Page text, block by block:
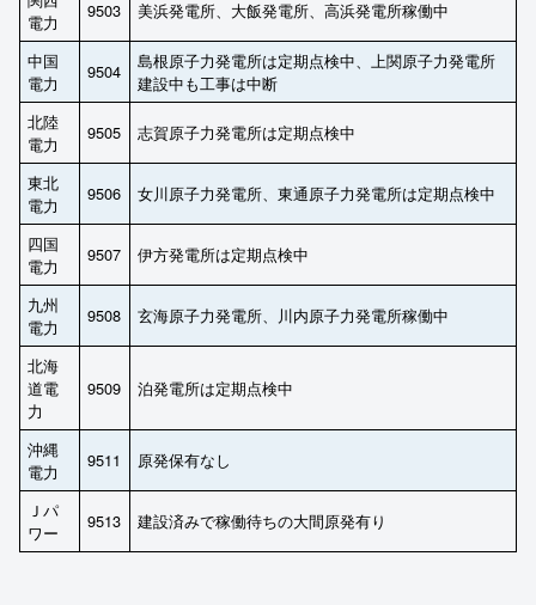
電力
9503 美浜発電所、大飯発電所、高浜発電所稼働中
中国
電力
9504
島根原子力発電所は定期点検中、上関原子力発電所
建設中も工事は中断
北陸
電力
9505 志賀原子力発電所は定期点検中
東北
電力
9506 女川原子力発電所、東通原子力発電所は定期点検中
四国
電力
9507 伊方発電所は定期点検中
九州
電力
9508 玄海原子力発電所、川内原子力発電所稼働中
北海
道電
力
9509 泊発電所は定期点検中
沖縄
電力
9511 原発保有なし
Ｊパ
ワー
9513 建設済みで稼働待ちの大間原発有り